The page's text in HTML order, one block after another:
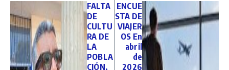
FALTA
DE
CULTU
RA DE
LA
POBLA
CIÓN,
ENCUE
STA DE
VIAJER
OS En
abril
de
2026